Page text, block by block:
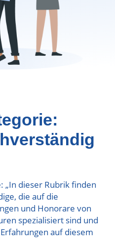
„In dieser Rubrik finden
die auf die
und Honorare von
spezialisiert sind und
auf diesem